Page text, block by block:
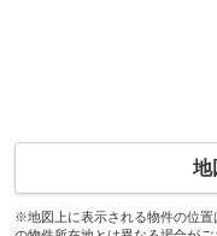
地
※地図上に表示される物件の位